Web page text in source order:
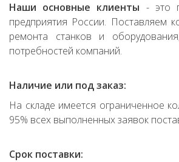
Наши основные клиенты - это
предприятия России. Поставляем
ремонта станков и
потребностей компаний.
Наличие или под заказ:
На складе имеется ограниченное
95% всех выполненных заявок
Срок поставки: